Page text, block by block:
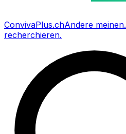
ConvivaPlus.chAndere meinen.
recherchieren.